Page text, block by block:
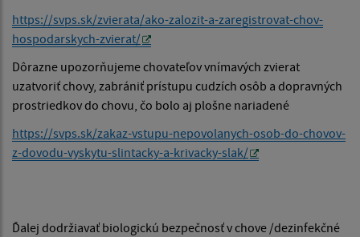
https://svps.sk/zvierata/ako-zalozit-a-zaregistrovat-chov-
hospodarskych-zvierat/
Dôrazne upozorňujeme chovateľov vnímavých zvierat
uzatvoriť chovy, zabrániť prístupu cudzích osôb a dopravných
prostriedkov do chovu, čo bolo aj plošne nariadené
https://svps.sk/zakaz-vstupu-nepovolanych-osob-do-chovov-
z-dovodu-vyskytu-slintacky-a-krivacky-slak/
Ďalej dodržiavať biologickú bezpečnosť v chove /dezinfekčné